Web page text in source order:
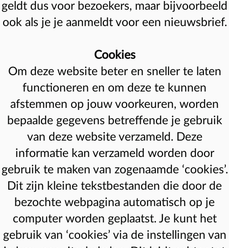
geldt dus voor bezoekers, maar bijvoorbeeld
ook als je je aanmeldt voor een nieuwsbrief.
Cookies
Om deze website beter en sneller te laten
functioneren en om deze te kunnen
afstemmen op jouw voorkeuren, worden
bepaalde gegevens betreffende je gebruik
van deze website verzameld. Deze
informatie kan verzameld worden door
gebruik te maken van zogenaamde ‘cookies’.
Dit zijn kleine tekstbestanden die door de
bezochte webpagina automatisch op je
computer worden geplaatst. Je kunt het
gebruik van ‘cookies’ via de instellingen van